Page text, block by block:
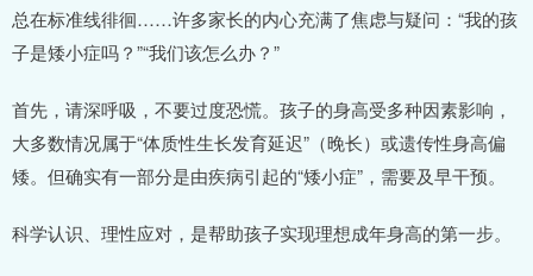
总在标准线徘徊……许多家长的内心充满了焦虑与疑问：“我的孩
子是矮小症吗？”“我们该怎么办？”
首先，请深呼吸，不要过度恐慌。孩子的身高受多种因素影响，
大多数情况属于“体质性生长发育延迟”（晚长）或遗传性身高偏
矮。但确实有一部分是由疾病引起的“矮小症”，需要及早干预。
科学认识、理性应对，是帮助孩子实现理想成年身高的第一步。